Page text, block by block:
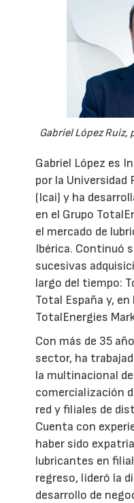
Gabriel López Ruiz,
Gabriel López es
por la Universidad
(Icai) y ha
en el Grupo
el mercado de
Ibérica. Continuó
sucesivas
largo del tiempo:
Total España y,
TotalEnergies
Con más de 35
sector, ha
la multinacional
comercialización
red y filiales de
Cuenta con
haber sido
lubricantes en
regreso, lideró la
desarrollo de